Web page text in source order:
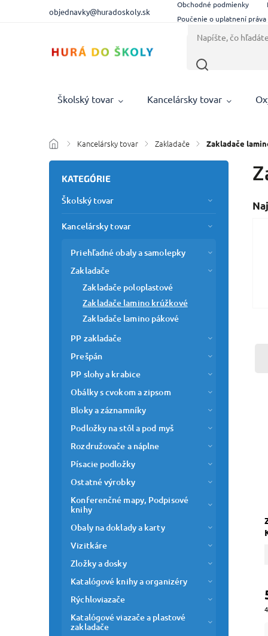
objednavky@huradoskoly.sk
Obchodné podmienky
Poučenie o uplatnení
Školský tovar Kancelársky tovar
/ Kancelársky tovar / Zakladače / Zakladače
KATEGÓRIE
Školský tovar
Kancelársky tovar
Priehľadné obaly a samolepky
Zakladače
Zakladače poloplastové
Zakladače lamino krúžkové
Zakladače lamino pákové
PP zakladače
Prešpán
PP slohy a krabice
Obálky s cvokom a zipsom
Bloky a záznamníky
Podložky na stôl a pod myš
Rozdružovače a náplne
Písacie podložky
Ostatné výrobky
Konferenčné mapy, Podpisové
knihy
Obaly na doklady a karty
Vizitkáre
Zložky a dosky
Katalógové knihy a organizéry
Rýchloviazače
Katalógové viazače a plastové
zakladače